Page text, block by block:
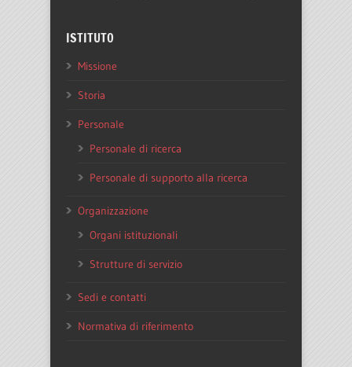
ISTITUTO
Missione
Storia
Personale
Personale di ricerca
Personale di supporto alla ricerca
Organizzazione
Organi istituzionali
Strutture di servizio
Sedi e contatti
Normativa di riferimento